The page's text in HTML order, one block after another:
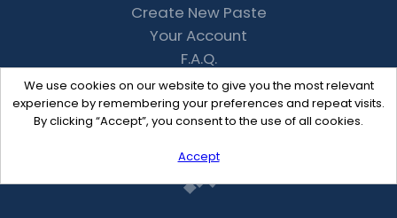
We use cookies on our website to give you the most relevant
experience by remembering your preferences and repeat visits.
By clicking “Accept”, you consent to the use of all cookies.
Accept
Create New Paste
Your Account
F.A.Q.
Recent
Contact